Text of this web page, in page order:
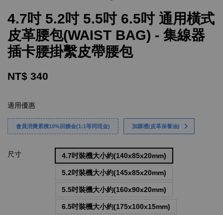
4.7吋 5.2吋 5.5吋 6.5吋 通用橫式
皮革腰包(WAIST BAG) - 集線器
插卡腰掛繫皮帶腰包
NT$ 340
適用優惠
會員消費累積10%回饋金(1:1等同現金) 加購禮(皮革保養油)
尺寸 4.7吋裝機大小約(140x85x20mm)
5.2吋裝機大小約(145x85x20mm)
5.5吋裝機大小約(160x90x20mm)
6.5吋裝機大小約(175x100x15mm)